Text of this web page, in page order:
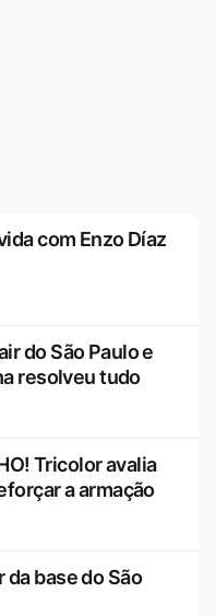
com Enzo Díaz
do São Paulo e
resolveu tudo
Tricolor avalia
a armação
base do São